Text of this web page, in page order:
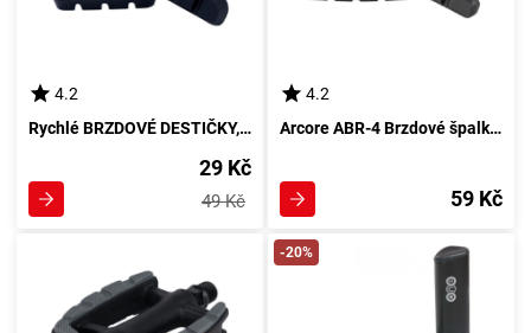
4.2
Rychlé BRZDOVÉ DESTIČKY, černé
29 Kč
49 Kč
4.2
Arcore ABR-4 Brzdové špalky pro V-brzdy, černá
59 Kč
-20%